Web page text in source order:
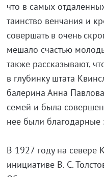
что в самых
таинство венчания и
совершать в очень
мешало счастью
также рассказывают,
в глубинку штата
балерина Анна
семей и была
нее были благодарные
В 1927 году на севере
инициативе В. С.